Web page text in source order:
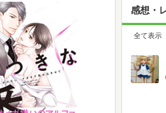
感想・
全て表示